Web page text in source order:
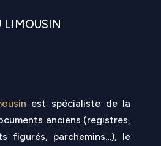
LIMOUSIN
est spécialiste de la
anciens (registres,
figurés, parchemins…), le